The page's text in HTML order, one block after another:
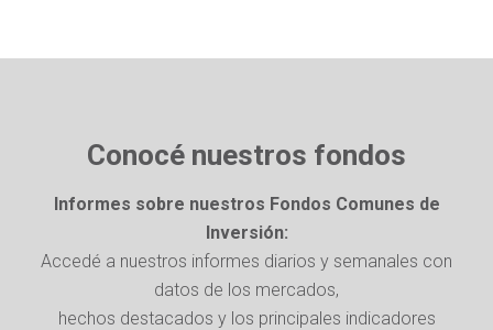
Conocé nuestros fondos
Informes sobre nuestros Fondos Comunes de
Inversión:
Accedé a nuestros informes diarios y semanales con
datos de los mercados,
hechos destacados y los principales indicadores